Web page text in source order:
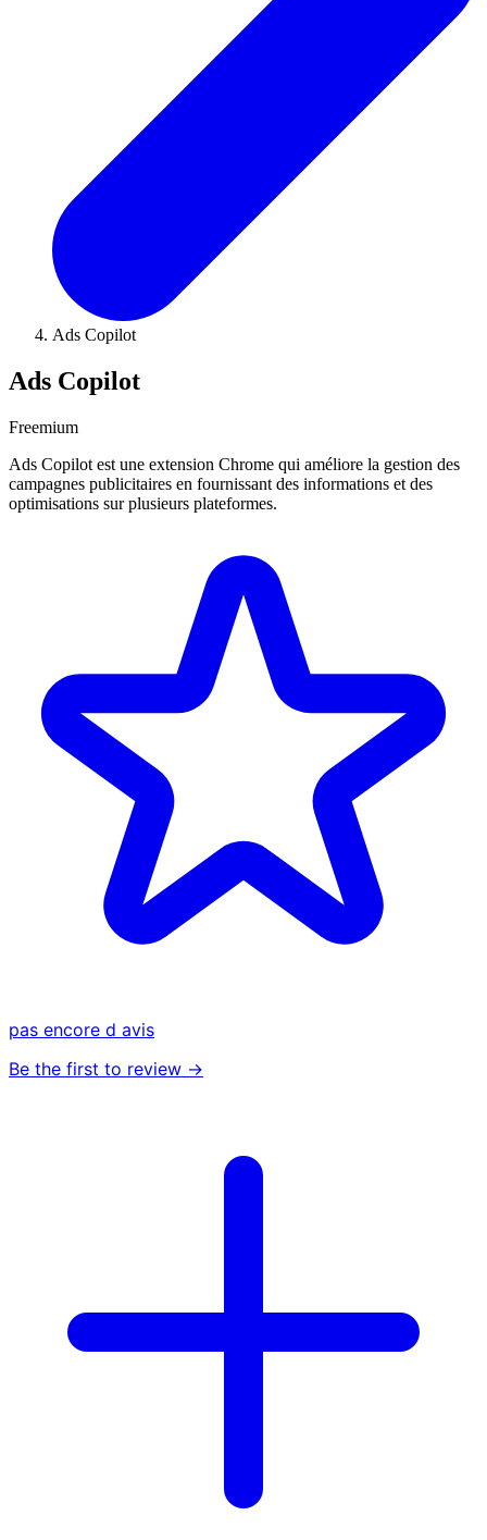
Ads Copilot
Ads Copilot
Freemium
Ads Copilot est une extension Chrome qui améliore la gestion des
campagnes publicitaires en fournissant des informations et des
optimisations sur plusieurs plateformes.
pas encore d avis
Be the first to review →